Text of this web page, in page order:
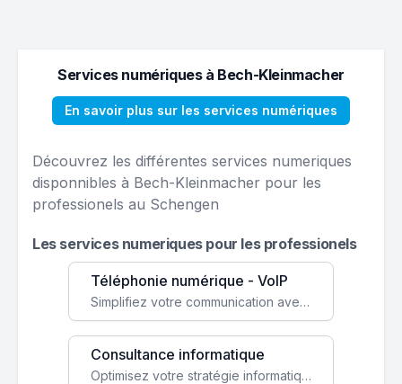
Services numériques à Bech-Kleinmacher
En savoir plus sur les services numériques
Découvrez les différentes services numeriques
disponnibles à Bech-Kleinmacher pour les
professionels au Schengen
Les services numeriques pour les professionels
Téléphonie numérique - VoIP
Simplifiez votre communication avec une solution VoIP flexible, économique et adaptée à vos besoins professionnels.
Consultance informatique
Optimisez votre stratégie informatique avec l'expertise de nos consultants pour améliorer votre efficacité et sécurité.